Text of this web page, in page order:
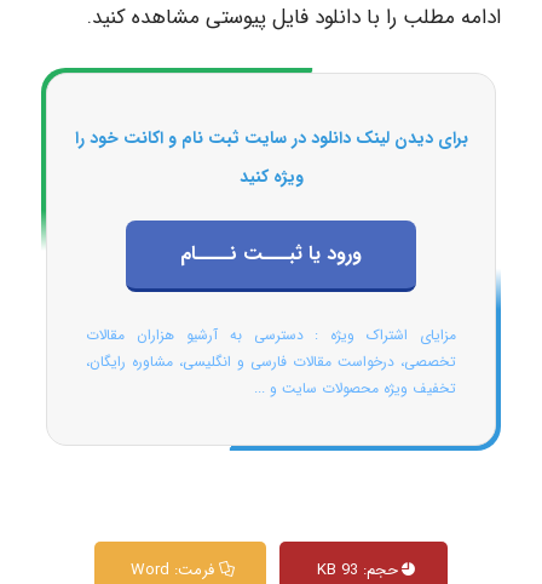
ادامه مطلب را با دانلود فایل پیوستی مشاهده کنید.
برای دیدن لینک دانلود در سایت ثبت نام و اکانت خود را
ویژه کنید
ورود یا ثبـــت نــــام
مزایای اشتراک ویژه : دسترسی به آرشیو هزاران مقالات
تخصصی، درخواست مقالات فارسی و انگلیسی، مشاوره رایگان،
تخفیف ویژه محصولات سایت و ...
حجم: 93 KB فرمت: Word